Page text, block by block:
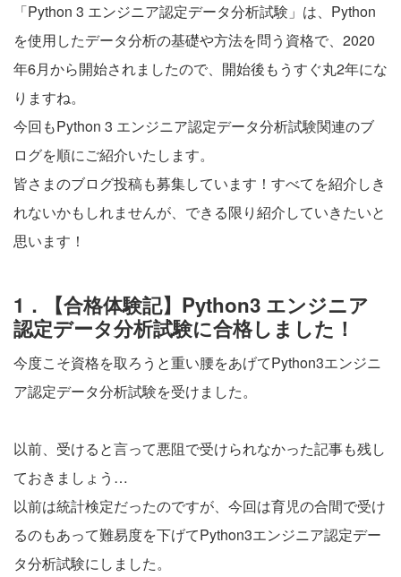
「Python 3 エンジニア認定データ分析試験」は、Python
を使用したデータ分析の基礎や方法を問う資格で、2020
年6月から開始されましたので、開始後もうすぐ丸2年にな
りますね。
今回もPython 3 エンジニア認定データ分析試験関連のブ
ログを順にご紹介いたします。
皆さまのブログ投稿も募集しています！すべてを紹介しき
れないかもしれませんが、できる限り紹介していきたいと
思います！
1．【合格体験記】Python3 エンジニア
認定データ分析試験に合格しました！
今度こそ資格を取ろうと重い腰をあげてPython3エンジニ
ア認定データ分析試験を受けました。
以前、受けると言って悪阻で受けられなかった記事も残し
ておきましょう…
以前は統計検定だったのですが、今回は育児の合間で受け
るのもあって難易度を下げてPython3エンジニア認定デー
タ分析試験にしました。